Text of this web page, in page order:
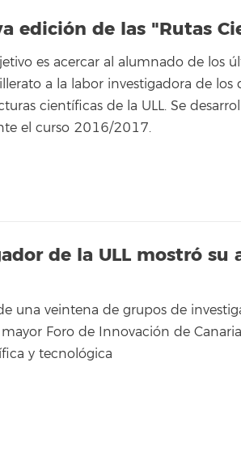
edición de las "Rutas
es acercar al alumnado de los
a la labor investigadora de
científicas de la ULL. Se
el curso 2016/2017.
de la ULL mostró
una veintena de grupos de
Foro de Innovación de
y tecnológica